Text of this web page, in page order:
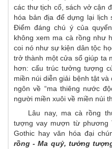
các thư tịch cổ, sách vở cận
hóa bản địa để dựng lại lịch
Điểm đáng chú ý của
không xem ma cà rồng như
coi nó như sự kiện dân tộc
trở thành một cửa sổ giúp ta
hơn: cấu trúc tưởng tượng
miền núi diễn giải bệnh tật
ngôn về “ma thiêng nước
người miền xuôi về miền núi
Lâu nay, ma cà rồng
tượng vay mượn từ phương
Gothic hay văn hóa đại
rồng - Ma quỷ, tưởng